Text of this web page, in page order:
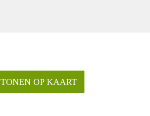
TONEN OP KAART